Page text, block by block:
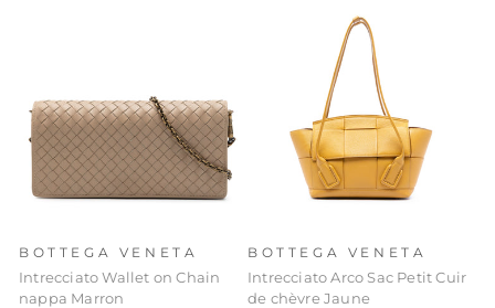
BOTTEGA VENETA
Intrecciato Wallet on Chain
nappa Marron
BOTTEGA VENETA
Intrecciato Arco Sac Petit Cuir
de chèvre Jaune